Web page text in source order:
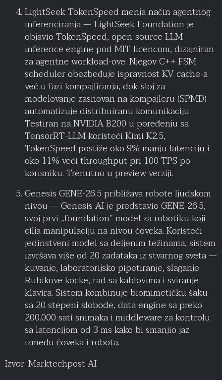
LightSeek TokenSpeed menja način agentnog
inferenciranja — LightSeek Foundation je
objavio TokenSpeed, open-source LLM
inference engine pod MIT licencom, dizajniran
za agentne workload-ove. Njegov C++ FSM
scheduler obezbeđuje ispravnost KV cache-a
već u fazi kompajliranja, dok sloj za
modelovanje zasnovan na kompajleru (SPMD)
automatizuje distribuiranu komunikaciju.
Testiran na NVIDIA B200 u poređenju sa
TensorRT-LLM koristeći Kimi K2.5,
TokenSpeed postiže oko 9% manju latenciju i
oko 11% veći throughput pri 100 TPS po
korisniku. Trenutno u preview verziji.
Genesis GENE-26.5 približava robote ljudskom
nivou — Genesis AI je predstavio GENE-26.5,
svoj prvi „foundation” model za robotiku koji
cilja manipulaciju na nivou čoveka. Koristeći
jedinstveni model sa deljenim težinama, sistem
izvršava više od 20 zadataka iz stvarnog sveta —
kuvanje, laboratorijsko pipetiranje, slaganje
Rubikove kocke, rad sa kablovima i sviranje
klavira. Sistem kombinuje biomimetičku šaku
sa 20 stepeni slobode, data engine sa preko
200.000 sati snimaka i middleware za kontrolu
sa latencijom od 3 ms kako bi smanjio jaz
između čoveka i robota.
Izvor: Marktechpost AI